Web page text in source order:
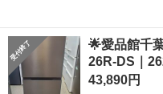
🌟愛品館千
26R-DS｜
43,890円